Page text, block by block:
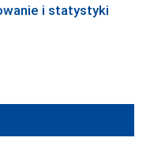
i statystyki